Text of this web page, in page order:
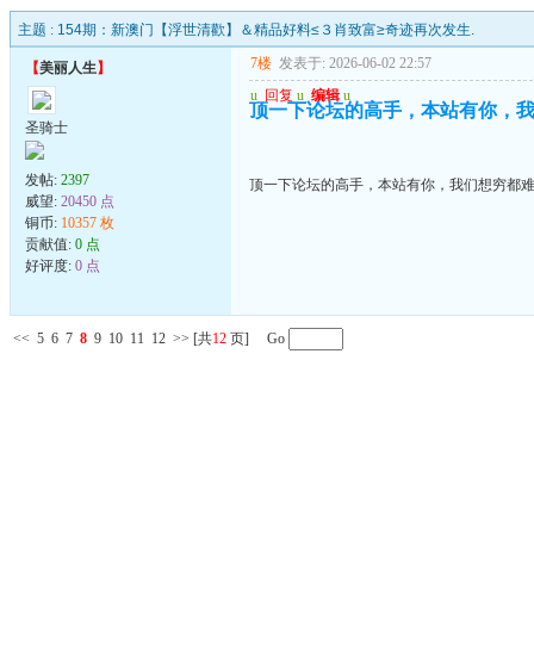
主题 : 154期：新澳门【浮世清歡】＆精品好料≤３肖致富≥奇迹再次发生.
【美丽人生】
圣骑士
发帖: 2397
威望: 20450 点
铜币: 10357 枚
贡献值: 0 点
好评度: 0 点
7楼 发表于: 2026-06-02 22:57
u 回复 u 编辑 u
顶一下论坛的高手，本站有你，
顶一下论坛的高手，本站有你，我们想穷都
<< 5 6 7 8 9 10 11 12 >> [共12 页] Go